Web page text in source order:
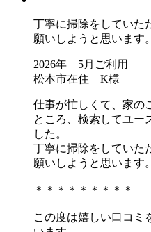
丁寧に掃除をしていた
願いしようと思います。
2026年 5月ご利用
松本市在住 K様
仕事が忙しくて、家の
ところ、検索してユー
した。
丁寧に掃除をしていた
願いしようと思います。
＊＊＊＊＊＊＊＊＊
この度は嬉しい口コミ